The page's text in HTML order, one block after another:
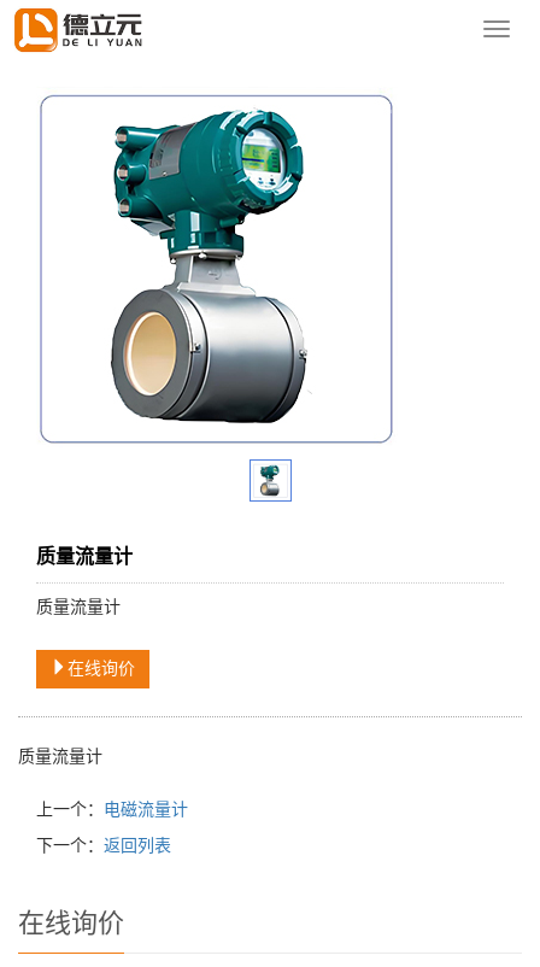
导
您的位置： 首页
质量流量计
质量流量计
在线询价
质量流量计
上一个： 电磁流量计
下一个： 返回列表
在线询价